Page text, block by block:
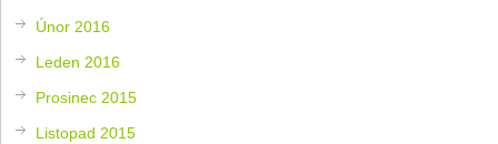
Únor 2016
Leden 2016
Prosinec 2015
Listopad 2015